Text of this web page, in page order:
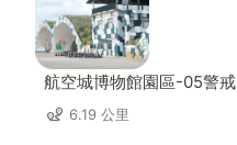
航空城博物館園區-05警
6.19 公里